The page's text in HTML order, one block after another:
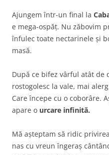
Ajungem într-un final la
e mega-ospăț. Nu zăbovim
înfulec toate nectarinele și
masă.
După ce bifez vârful atât de
rostogolesc la vale, mai
Care începe cu o coborâre.
apare o urcare infinită.
Mă așteptam să ridic
nas cu vreun îngeraș